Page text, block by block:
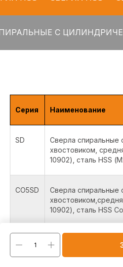
С ЦИЛИНДРИЧЕСКИМ
Серия Наименование
SD
Сверла спиральные
хвостовиком,
10902), сталь HSS
CO5SD
Сверла спиральные
10902), сталь HSS
Сверла спиральные
хвостовиком,
10902), сталь HSS